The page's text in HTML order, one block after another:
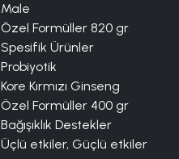
Male
Özel Formüller 820 gr
Spesifik Ürünler
Probiyotik
Kore Kırmızı Ginseng
Özel Formüller 400 gr
Bağışıklık Destekler
Üçlü etkiler, Güçlü etkiler